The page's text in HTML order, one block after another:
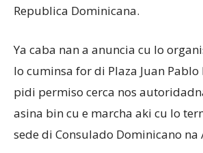
Republica Dominicana.
Ya caba nan a anuncia cu lo
lo cuminsa for di Plaza Juan
pidi permiso cerca nos
asina bin cu e marcha aki cu lo
sede di Consulado Dominicano na